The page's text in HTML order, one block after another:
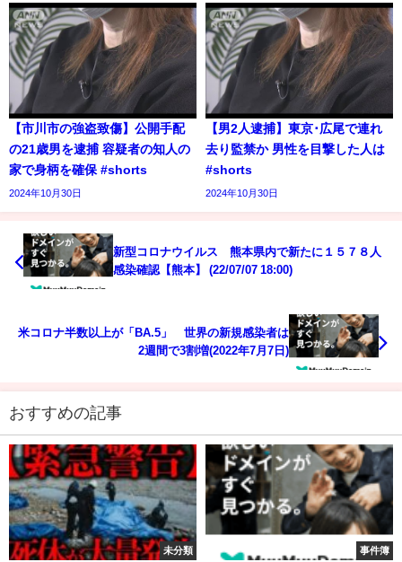
【市川市の強盗致傷】公開手配
の21歳男を逮捕 容疑者の知人の
家で身柄を確保 #shorts
2024年10月30日
【男2人逮捕】東京･広尾で連れ
去り監禁か 男性を目撃した人は
#shorts
2024年10月30日
新型コロナウイルス 熊本県内で新たに１５７８人
感染確認【熊本】 (22/07/07 18:00)
米コロナ半数以上が「BA.5」 世界の新規感染者は
2週間で3割増(2022年7月7日)
おすすめの記事
未分類 事件簿